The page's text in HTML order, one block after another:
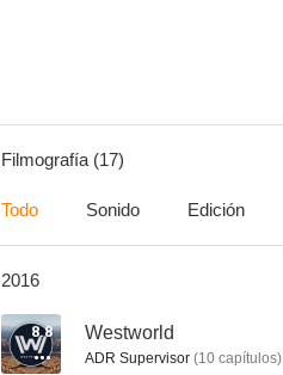
Secretos escondidos
Filmografía (17)
Todo Sonido Edición
2016
8.8 Westworld
ADR Supervisor (10 capítulos)